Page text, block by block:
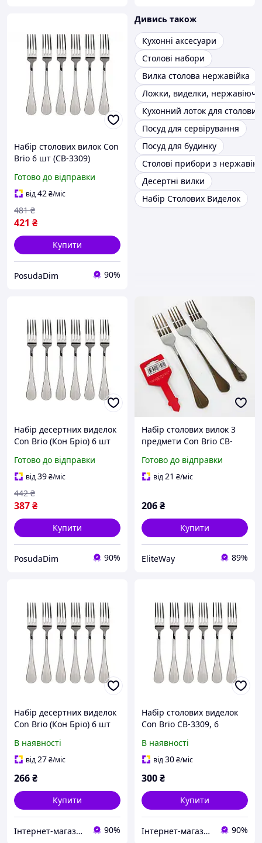
Набір столових вилок Con
Brio 6 шт (CB-3309)
Готово до відправки
від42₴/міс
421 ₴
481 ₴
Купити
PosudaDim 90%
Дивись також
Кухонні аксесуари
Столові набори
Вилка столова нержавійка
Ложки, виделки, нержавіюча
Кухонний лоток для
Посуд для сервірування
Посуд для будинку
Столові прибори з
Десертні вилки
Набір Столових Виделок
Набір десертних виделок
Con Brio (Кон Бріо) 6 шт
Готово до відправки
від39₴/міс
387₴
442 ₴
Купити
PosudaDim 90%
Набір столових вилок 3
предмети Con Brio CB-
Готово до відправки
від21 ₴/міс
206₴
Купити
EliteWay 89%
Набір десертних виделок
Con Brio (Кон Бріо) 6 шт
В наявності
від27₴/міс
266₴
Купити
Інтернет-магазин "inGarden" 90%
Набір столових виделок
Con Brio CB-3309, 6
В наявності
від30₴/міс
300₴
Купити
Інтернет-магазин "inGarden" 90%